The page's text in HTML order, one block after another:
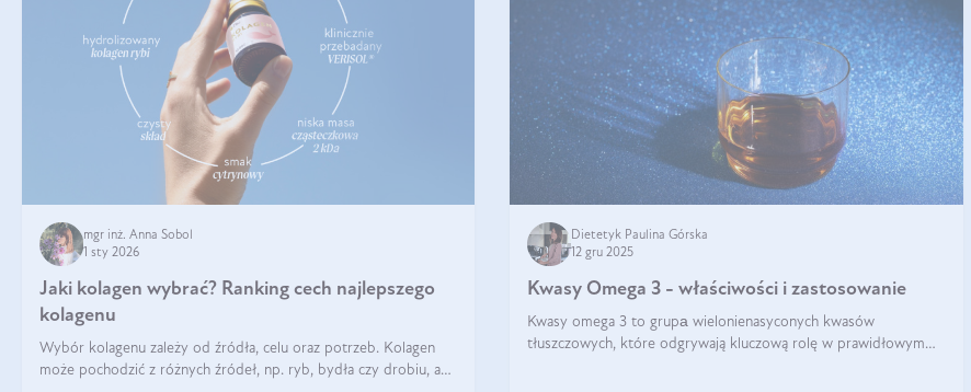
mgr inż. Anna Sobol
1 sty 2026
Jaki kolagen wybrać? Ranking cech najlepszego
kolagenu
Wybór kolagenu zależy od źródła, celu oraz potrzeb. Kolagen
może pochodzić z różnych źródeł, np. ryb, bydła czy drobiu, a
Dietetyk Paulina Górska
12 gru 2025
Kwasy Omega 3 - właściwości i zastosowanie
Kwasy omega 3 to grupа wielonienasyconych kwasów
tłuszczowych, które odgrywają kluczową rolę w prawidłowym